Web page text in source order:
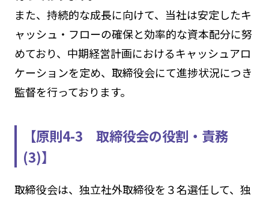
また、持続的な成長に向けて、当社は安定したキ
ャッシュ・フローの確保と効率的な資本配分に努
めており、中期経営計画におけるキャッシュアロ
ケーションを定め、取締役会にて進捗状況につき
監督を行っております。
【原則4-3 取締役会の役割・責務
(3)】
取締役会は、独立社外取締役を３名選任して、独